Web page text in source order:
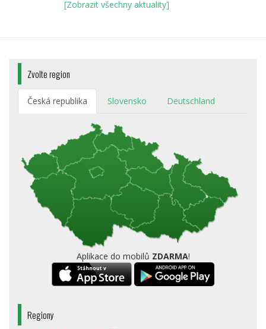
[Zobrazit všechny aktuality]
Zvolte region
Česká republika Slovensko Deutschland
Aplikace do mobilů ZDARMA!
Regiony